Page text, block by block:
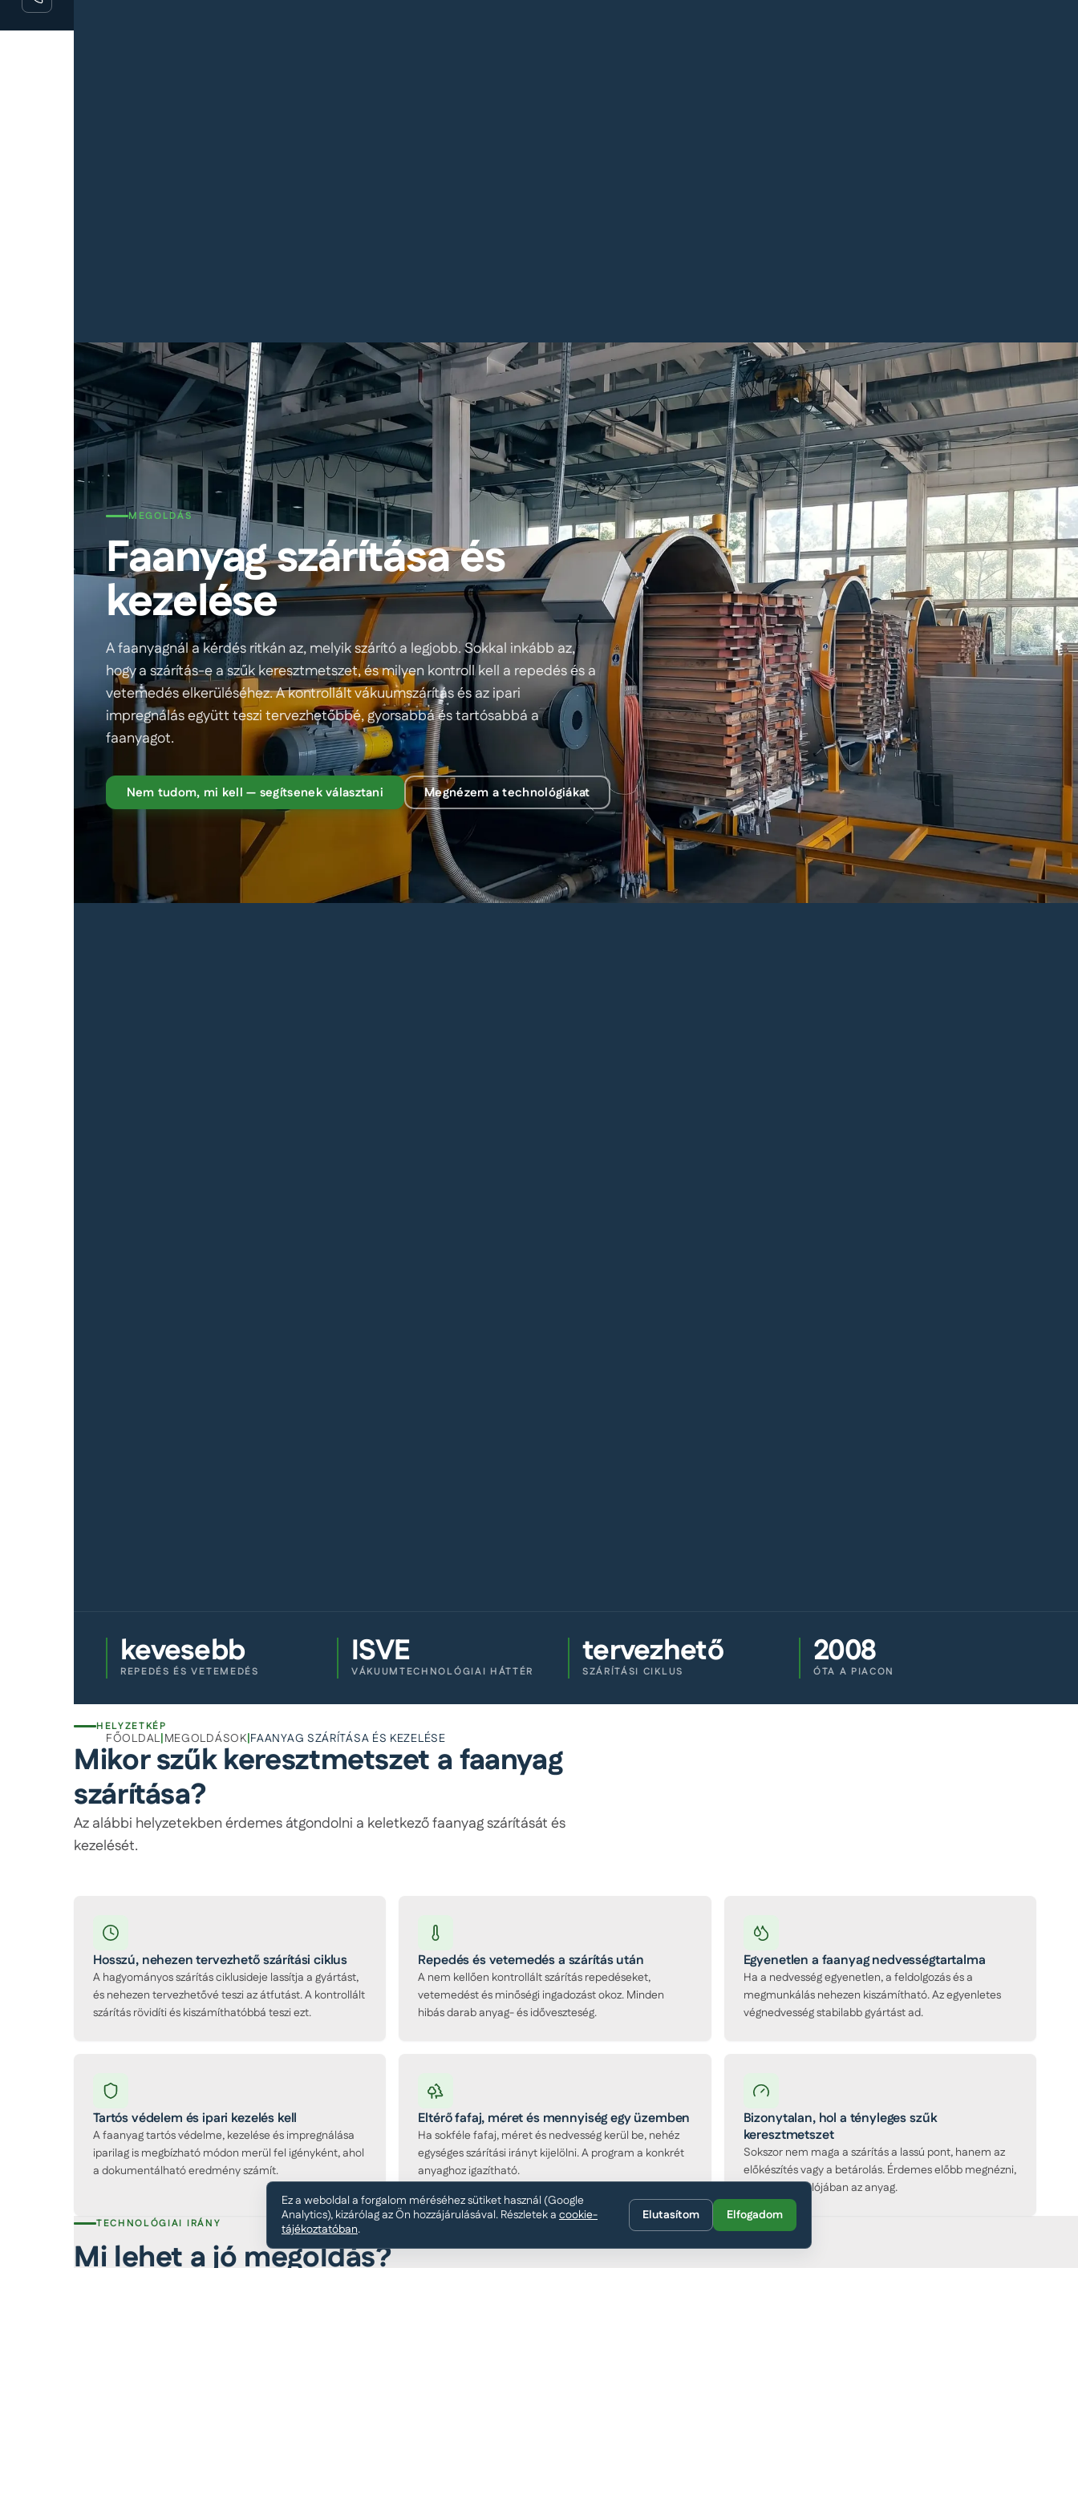
MEGOLDÁS
Faanyag szárítása és
kezelése
A faanyagnál a kérdés ritkán az, melyik szárító a legjobb. Sokkal inkább az,
hogy a szárítás-e a szűk keresztmetszet, és milyen kontroll kell a repedés és a
vetemedés elkerüléséhez. A kontrollált vákuumszárítás és az ipari
impregnálás együtt teszi tervezhetőbbé, gyorsabbá és tartósabbá a
faanyagot.
Nem tudom, mi kell — segítsenek választani Megnézem a technológiákat
kevesebb
REPEDÉS ÉS VETEMEDÉS
ISVE
VÁKUUMTECHNOLÓGIAI HÁTTÉR
tervezhető
SZÁRÍTÁSI CIKLUS
2008
ÓTA A PIACON
FŐOLDAL|MEGOLDÁSOK|FAANYAG SZÁRÍTÁSA ÉS KEZELÉSE
HELYZETKÉP
Mikor szűk keresztmetszet a faanyag
szárítása?
Az alábbi helyzetekben érdemes átgondolni a keletkező faanyag szárítását és
kezelését.
Hosszú, nehezen tervezhető szárítási ciklus
A hagyományos szárítás ciklusideje lassítja a gyártást,
és nehezen tervezhetővé teszi az átfutást. A kontrollált
szárítás rövidíti és kiszámíthatóbbá teszi ezt.
Repedés és vetemedés a szárítás után
A nem kellően kontrollált szárítás repedéseket,
vetemedést és minőségi ingadozást okoz. Minden
hibás darab anyag- és időveszteség.
Egyenetlen a faanyag nedvességtartalma
Ha a nedvesség egyenetlen, a feldolgozás és a
megmunkálás nehezen kiszámítható. Az egyenletes
végnedvesség stabilabb gyártást ad.
Tartós védelem és ipari kezelés kell
A faanyag tartós védelme, kezelése és impregnálása
iparilag is megbízható módon merül fel igényként, ahol
a dokumentálható eredmény számít.
Eltérő fafaj, méret és mennyiség egy üzemben
Ha sokféle fafaj, méret és nedvesség kerül be, nehéz
egységes szárítási irányt kijelölni. A program a konkrét
anyaghoz igazítható.
Bizonytalan, hol a tényleges szűk
keresztmetszet
Sokszor nem maga a szárítás a lassú pont, hanem az
előkészítés vagy a betárolás. Érdemes előbb megnézni,
hol áll meg valójában az anyag.
TECHNOLÓGIAI IRÁNY
Mi lehet a jó megoldás?
Ez a weboldal a forgalom méréséhez sütiket használ (Google
Analytics), kizárólag az Ön hozzájárulásával. Részletek a cookie-
tájékoztatóban.
Elutasítom Elfogadom